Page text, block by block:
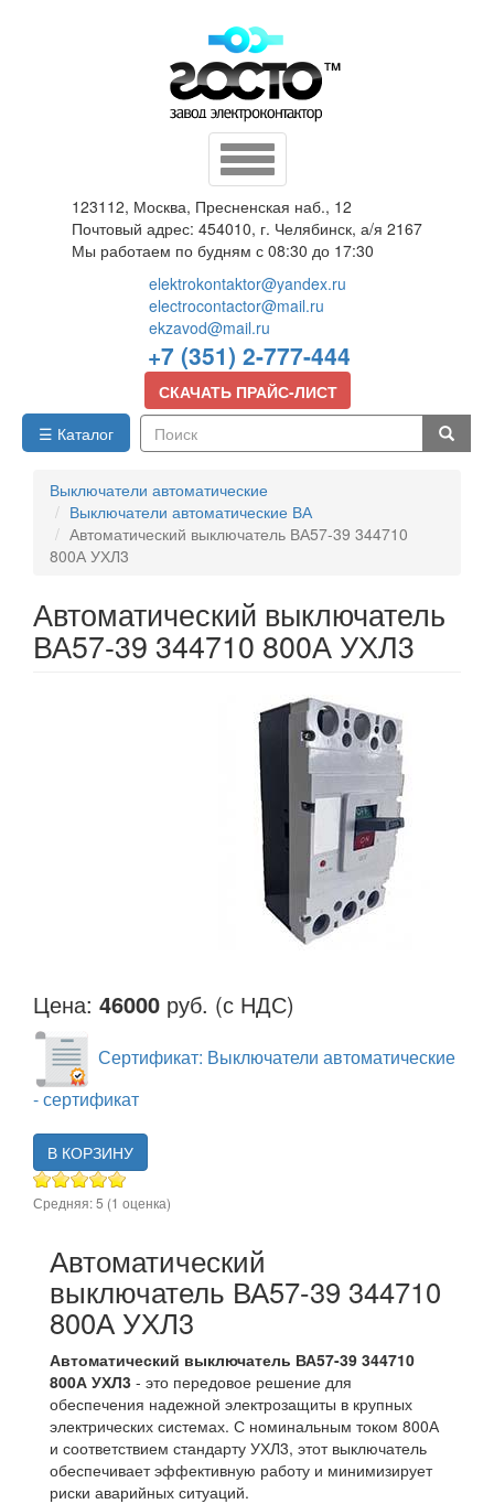
Toggle
navigation
123112, Москва, Пресненская наб., 12
Почтовый адрес: 454010, г. Челябинск, а/я 2167
Мы работаем по будням с 08:30 до 17:30
elektrokontaktor@yandex.ru
electrocontactor@mail.ru
ekzavod@mail.ru
+7 (351) 2-777-444
СКАЧАТЬ ПРАЙС-ЛИСТ
☰ Каталог
Выключатели автоматические
Выключатели автоматические ВА
Автоматический выключатель ВА57-39 344710
800А УХЛ3
Автоматический выключатель
ВА57-39 344710 800А УХЛ3
Цена: 46000 руб. (с НДС)
Сертификат: Выключатели автоматические
- сертификат
В КОРЗИНУ
Средняя:5 (1 оценка)
Автоматический
выключатель ВА57-39 344710
800А УХЛ3
Автоматический выключатель ВА57-39 344710
800А УХЛ3 - это передовое решение для
обеспечения надежной электрозащиты в крупных
электрических системах. С номинальным током 800А
и соответствием стандарту УХЛ3, этот выключатель
обеспечивает эффективную работу и минимизирует
риски аварийных ситуаций.